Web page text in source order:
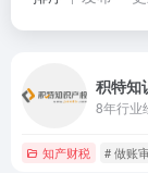
积特知
知产财税 # 做账